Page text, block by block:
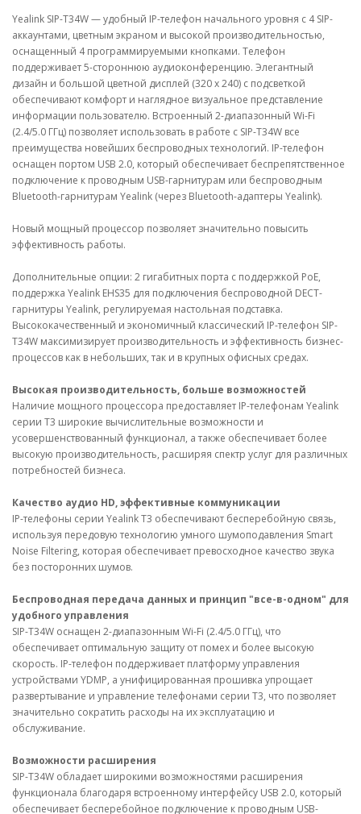
Yealink SIP-T34W — удобный IP-телефон начального уровня с 4 SIP-
аккаунтами, цветным экраном и высокой производительностью,
оснащенный 4 программируемыми кнопками. Телефон
поддерживает 5-стороннюю аудиоконференцию. Элегантный
дизайн и большой цветной дисплей (320 x 240) с подсветкой
обеспечивают комфорт и наглядное визуальное представление
информации пользователю. Встроенный 2-диапазонный Wi-Fi
(2.4/5.0 ГГц) позволяет использовать в работе с SIP-T34W все
преимущества новейших беспроводных технологий. IP-телефон
оснащен портом USB 2.0, который обеспечивает беспрепятственное
подключение к проводным USB-гарнитурам или беспроводным
Bluetooth-гарнитурам Yealink (через Bluetooth-адаптеры Yealink).
Новый мощный процессор позволяет значительно повысить
эффективность работы.
Дополнительные опции: 2 гигабитных порта с поддержкой PoE,
поддержка Yealink EHS35 для подключения беспроводной DECT-
гарнитуры Yealink, регулируемая настольная подставка.
Высококачественный и экономичный классический IP-телефон SIP-
T34W максимизирует производительность и эффективность бизнес-
процессов как в небольших, так и в крупных офисных средах.
Высокая производительность, больше возможностей
Наличие мощного процессора предоставляет IP-телефонам Yealink
серии T3 широкие вычислительные возможности и
усовершенствованный функционал, а также обеспечивает более
высокую производительность, расширяя спектр услуг для различных
потребностей бизнеса.
Качество аудио HD, эффективные коммуникации
IP-телефоны серии Yealink T3 обеспечивают бесперебойную связь,
используя передовую технологию умного шумоподавления Smart
Noise Filtering, которая обеспечивает превосходное качество звука
без посторонних шумов.
Беспроводная передача данных и принцип "все-в-одном" для
удобного управления
SIP-T34W оснащен 2-диапазонным Wi-Fi (2.4/5.0 ГГц), что
обеспечивает оптимальную защиту от помех и более высокую
скорость. IP-телефон поддерживает платформу управления
устройствами YDMP, а унифицированная прошивка упрощает
развертывание и управление телефонами серии T3, что позволяет
значительно сократить расходы на их эксплуатацию и
обслуживание.
Возможности расширения
SIP-T34W обладает широкими возможностями расширения
функционала благодаря встроенному интерфейсу USB 2.0, который
обеспечивает бесперебойное подключение к проводным USB-